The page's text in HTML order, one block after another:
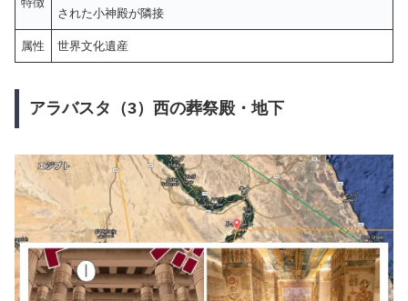
された小神殿が隣接
属性 世界文化遺産
アラバスタ（3）西の葬祭殿・地下